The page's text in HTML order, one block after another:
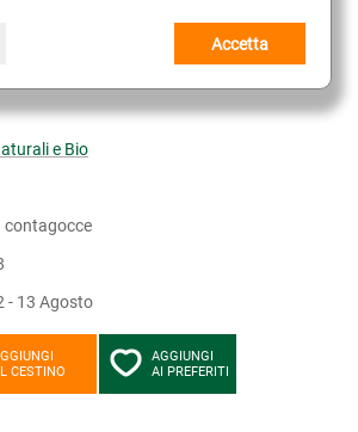
Accetta
BIOLOGICO DI LAVANDA
e Bio
contagocce
- 13 Agosto
CESTINO
AGGIUNGI
AI PREFERITI